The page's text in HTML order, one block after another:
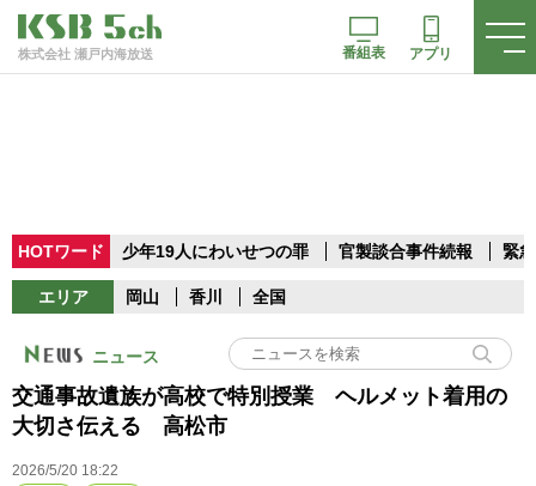
株式会社 瀬戸内海放送 番組表 アプリ
HOTワード 少年19人にわいせつの罪 官製談合事件続報 緊
エリア 岡山 香川 全国
ニュース
交通事故遺族が高校で特別授業 ヘルメット着用の
大切さ伝える 高松市
2026/5/20 18:22